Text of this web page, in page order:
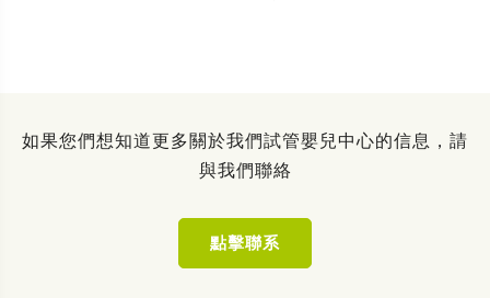
如果您們想知道更多關於我們試管嬰兒中心的信息，請
與我們聯絡
點擊聯系